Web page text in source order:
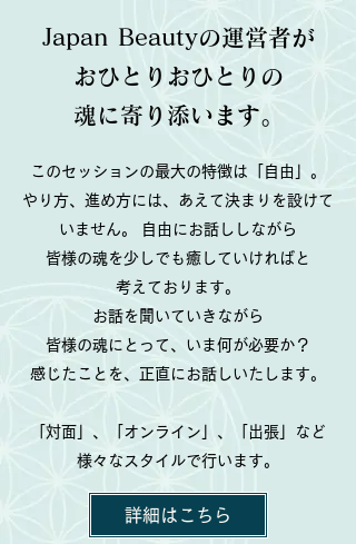
Japan Beautyの運営者が
おひとりおひとりの
​魂に寄り添います。
このセッションの最大の特徴は「自由」。
やり方、進め方には、あえて決まりを設けて
いません。 自由にお話ししながら
皆様の魂を少しでも癒していければと
考えております。
お話を聞いていきながら
皆様の魂にとって、いま何が必要か？
感じたことを、正直にお話しいたします。
「対面」、「オンライン」、「出張」など
​様々なスタイルで行います。
詳細はこちら